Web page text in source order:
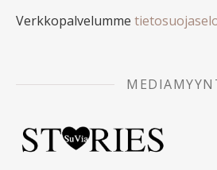
Verkkopalvelumme